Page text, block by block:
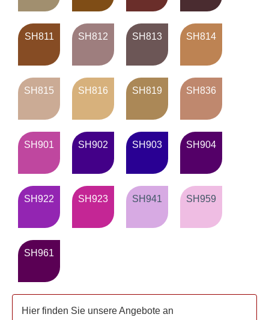
SH811 SH812 SH813 SH814
SH815 SH816 SH819 SH836
SH901 SH902 SH903 SH904
SH922 SH923 SH941 SH959
SH961
Hier finden Sie unsere Angebote an